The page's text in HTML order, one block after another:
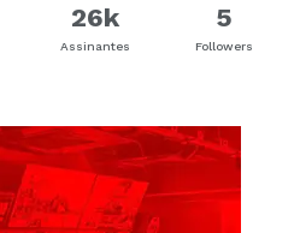
26k
Assinantes
5
Followers